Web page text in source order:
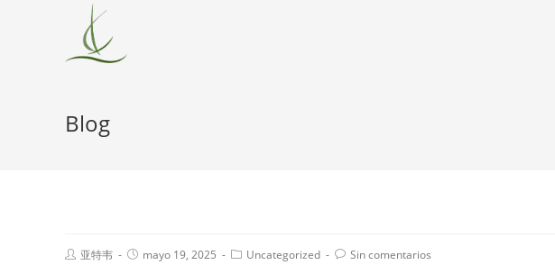
Blog
亚特韦 mayo 19, 2025 Uncategorized Sin comentarios